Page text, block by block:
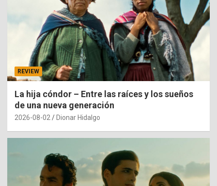
REVIEW
La hija cóndor – Entre las raíces y los sueños
de una nueva generación
2026-08-02 Dionar Hidalgo